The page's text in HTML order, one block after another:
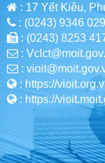
: 17 Yết Kiêu,
: (0243) 9346 029
: (0243) 8253
:
:
: https://
: https://